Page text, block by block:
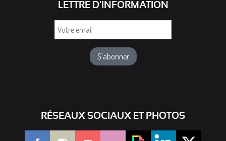
LETTRE D'INFORMATION
RÉSEAUX SOCIAUX ET PHOTOS